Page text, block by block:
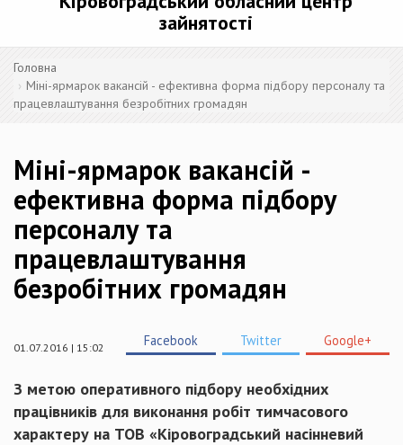
зайнятості
Головна
Міні-ярмарок вакансій - ефективна форма підбору персоналу та
працевлаштування безробітних громадян
Міні-ярмарок вакансій -
ефективна форма підбору
персоналу та
працевлаштування
безробітних громадян
01.07.2016 | 15:02 Facebook Twitter Google+
З метою оперативного підбору необхідних
працівників для виконання робіт тимчасового
характеру на ТОВ «Кіровоградський насінневий